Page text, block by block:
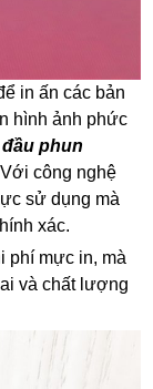
in ấn các bản
hình ảnh phức
đầu phun
công nghệ
sử dụng mà
xác.
phí mực in, mà
và chất lượng